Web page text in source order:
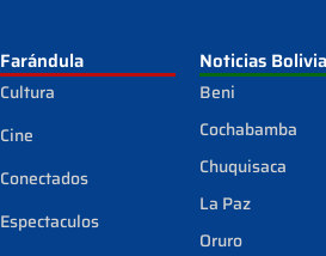
Farándula
Cultura
Cine
Conectados
Espectaculos
Noticias Bolivia
Beni
Cochabamba
Chuquisaca
La Paz
Oruro